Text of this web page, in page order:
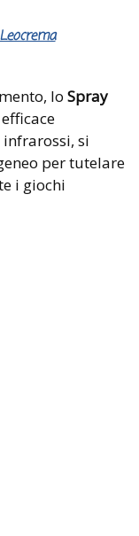
lo Spray
efficace
si
per tutelare
i giochi